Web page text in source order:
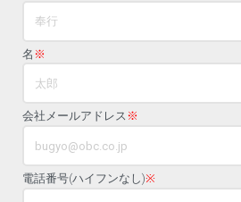
名 ※
会社メールアドレス ※
電話番号(ハイフンなし)※